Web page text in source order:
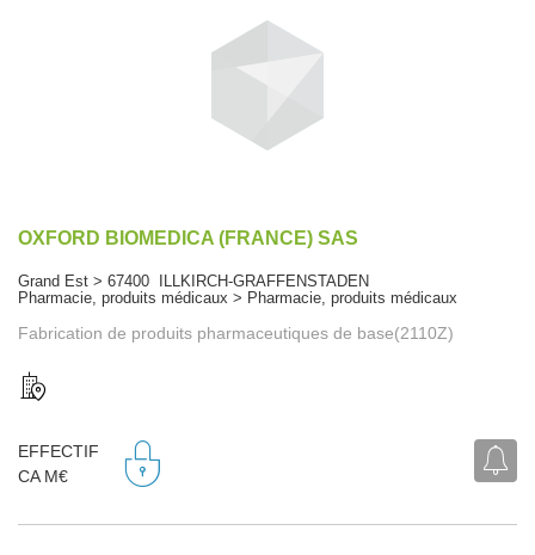
OXFORD BIOMEDICA (FRANCE) SAS
Grand Est > 67400 ILLKIRCH-GRAFFENSTADEN
Pharmacie, produits médicaux > Pharmacie, produits médicaux
Fabrication de produits pharmaceutiques de base(2110Z)
EFFECTIF
CA M€